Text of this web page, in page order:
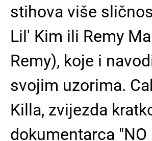
stihova više
Lil' Kim ili Remy
Remy), koje i
svojim uzorima.
Killa, zvijezda
dokumentarca "NO